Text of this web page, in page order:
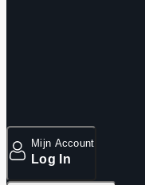
Mijn Account
Log In